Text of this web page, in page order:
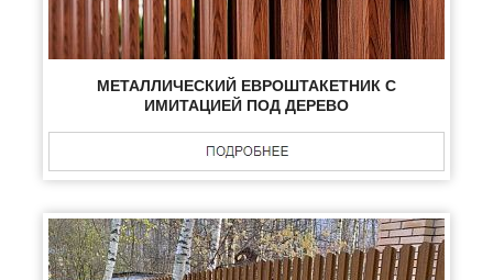
МЕТАЛЛИЧЕСКИЙ ЕВРОШТАКЕТНИК С
ИМИТАЦИЕЙ ПОД ДЕРЕВО